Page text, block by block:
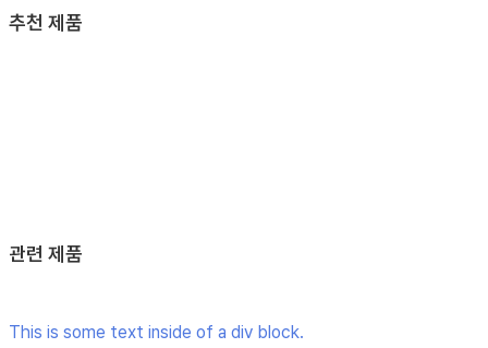
추천 제품
관련 제품
This is some text inside of a div block.